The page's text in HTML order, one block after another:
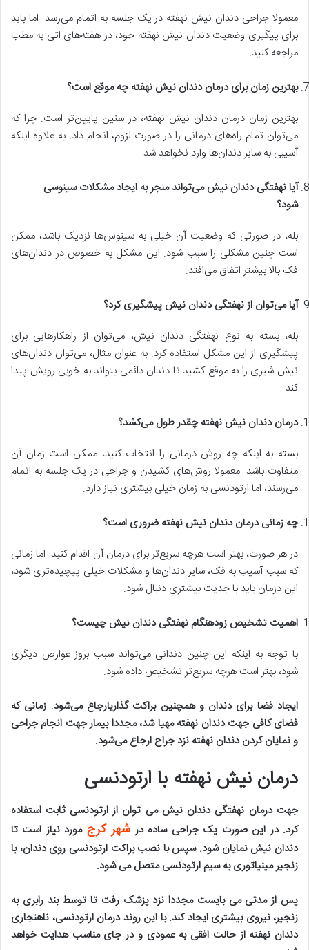
معمولا جراحی دندان نیش نهفته در یک جلسه به اتمام می‌رسد. اما باید
برای پیگیری وضعیت دندان نیش نهفته خود، در هفته‌های اتی به مطب
مراجعه کنید.
بهترین زمان برای درمان دندان نیش نهفته چه موقع است؟
بهترین زمان درمان دندان نیش نهفته، در سنین پایین‌تر است. چرا که
می‌توان تمام راه‌های درمانی را در صورت لزوم، انجام داد. به علاوه اینکه
آسیبی به سایر دندان‌ها وارد نخواهد شد.
آیا نهفتگی دندان نیش می‌تواند منجر به ایجاد مشکلات سینوسی
شود؟
بله، در صورتی که وضعیت آن خیلی به سینوس‌ها نزدیک باشد، ممکن
است چنین مشکلی را سبب شود. این مشکل به خصوص در دندان‌های
فک بالا بیشتر اتفاق می‌افتد.
آیا می‌توان از نهفتگی دندان نیش پیشگیری کرد؟
بله، بسته به نوع نهفتگی دندان نیش، می‌توان از راهکار‌هایی برای
پیشگیری از این مشکل استفاده کرد. به عنوان مثال، می‌توان دندان‌های
نیش شیری را به موقع کشید تا دندان دائمی بتواند به خوبی رویش پیدا
کند.
درمان دندان نیش نهفته چقدر طول می‌کشد؟
بسته به اینکه چه روش درمانی را انتخاب کنید، ممکن است زمان آن
متفاوت باشد. معمولا روش‌های کشیدن و جراحی در یک جلسه به اتمام
می‌رسند، اما ارتودنسی به زمان خیلی بیشتری نیاز دارد.
چه زمانی درمان دندان نیش نهفته ضروری است؟
در هر صورت، بهتر است هرچه سریع‌تر برای درمان آن اقدام کنید. اما زمانی
که سبب آسیب به فک، سایر دندان‌ها و مشکلات خیلی پیچیده‌تری شود،
این درمان باید با جدیت بیشتری دنبال شود.
اهمیت تشخیص زودهنگام نهفتگی دندان نیش چیست؟
با توجه به اینکه این چنین دندانی می‌تواند سبب بروز عوارض دیگری
شود، بهتر است هرچه سریع‌تر تشخیص داده شود.
ایجاد فضا برای دندان و همچنین براکت گذاریارجاع می‌شود. زمانی که
فضای کافی جهت دندان نهفته مهیا شد، مجددا بیمار جهت انجام جراحی
و نمایان کردن دندان نهفته نزد جراح ارجاع می‌شود.
درمان نیش نهفته با ارتودنسی
جهت درمان نهفتگی دندان نیش می توان از ارتودنسی ثابت استفاده
کرد. در این صورت یک جراحی ساده در شهر کرج مورد نیاز است تا
دندان نیش نمایان شود. سپس با نصب براکت ارتودنسی روی دندان، با
زنجیر مینیاتوری به سیم ارتودنسی متصل می شود.
پس از مدتی می بایست مجددا نزد پزشک رفت تا توسط بند رابری به
زنجیر، نیروی بیشتری ایجاد کند. با این روند درمان ارتودنسی، ناهنجاری
دندان نهفته از حالت افقی به عمودی و در جای مناسب هدایت خواهد